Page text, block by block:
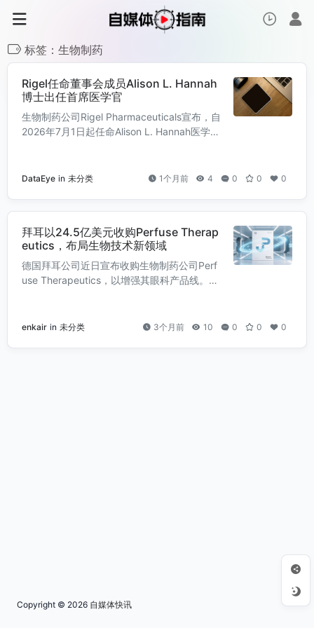
标签：生物制药
Rigel任命董事会成员Alison L. Hannah
博士出任首席医学官
生物制药公司Rigel Pharmaceuticals宣布，自
2026年7月1日起任命Alison L. Hannah医学博
DataEye in 未分类 1个月前 4 0 0 0
拜耳以24.5亿美元收购Perfuse Therap
eutics，布局生物技术新领域
德国拜耳公司近日宣布收购生物制药公司Perf
use Therapeutics，以增强其眼科产品线。此
enkair in 未分类 3个月前 10 0 0 0
Copyright © 2026 自媒体快讯